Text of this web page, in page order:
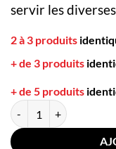
servir les
2 à 3 produits
+ de 3 produits
+ de 5 produits
quantité de Cuillère